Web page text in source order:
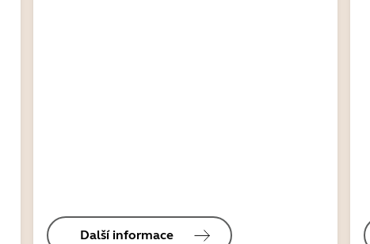
Další informace